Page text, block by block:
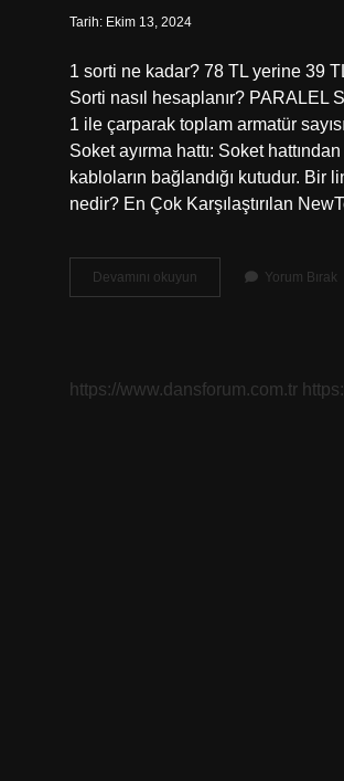
Tarih: Ekim 13, 2024
1 sorti ne kadar? 78 TL yerine 39
Sorti nasıl hesaplanır? PARALEL
1 ile çarparak toplam armatür
Soket ayırma hattı: Soket
kabloların bağlandığı kutudur.
nedir? En Çok Karşılaştırılan
Devamını okuyun
Nedir
Yorum Bırak
https://www.dansforum.com.tr